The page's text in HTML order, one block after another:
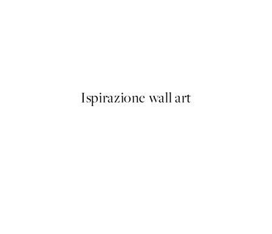
Ispirazione wall art